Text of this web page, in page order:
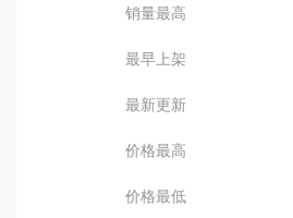
销量最高
最早上架
最新更新
价格最高
价格最低